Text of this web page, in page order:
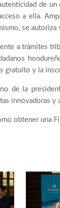
de
a ella.
se
a trámites
gratuito y la
de la
innovadoras y
obtener una